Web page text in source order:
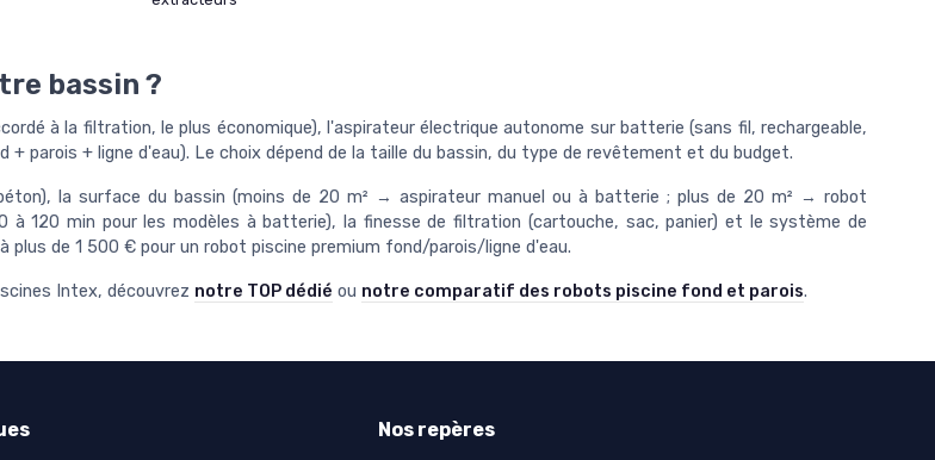
bassin ?
à la filtration, le plus économique), l'aspirateur électrique autonome sur batterie (sans fil, rechargeable,
parois + ligne d'eau). Le choix dépend de la taille du bassin, du type de revêtement et du budget.
la surface du bassin (moins de 20 m² → aspirateur manuel ou à batterie ; plus de 20 m² → robot
à 120 min pour les modèles à batterie), la finesse de filtration (cartouche, sac, panier) et le système de
plus de 1 500 € pour un robot piscine premium fond/parois/ligne d'eau.
Intex, découvrez notre TOP dédié ou notre comparatif des robots piscine fond et parois.
Nos repères